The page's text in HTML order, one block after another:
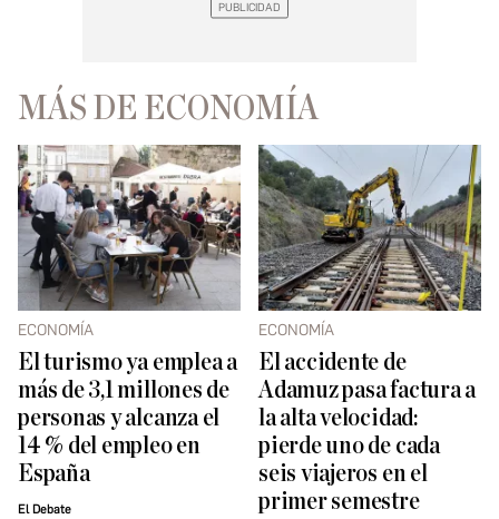
MÁS DE ECONOMÍA
ECONOMÍA
El turismo ya emplea a
más de 3,1 millones de
personas y alcanza el
14 % del empleo en
España
El Debate
ECONOMÍA
El accidente de
Adamuz pasa factura a
la alta velocidad:
pierde uno de cada
seis viajeros en el
primer semestre